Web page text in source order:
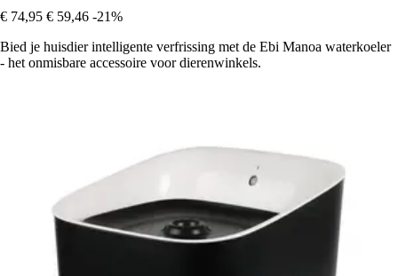
€ 74,95 € 59,46 -21%
Bied je huisdier intelligente verfrissing met de Ebi Manoa waterkoeler
- het onmisbare accessoire voor dierenwinkels.